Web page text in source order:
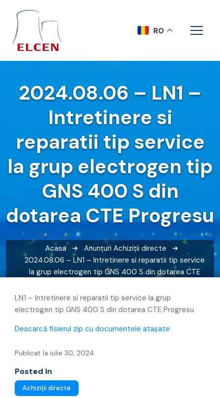
2024.08.06 – LN1 –
Intretinere si
reparatii tip service
la grup electrogen tip
GNS 400 S din
dotarea CTE Progresu
Acasa Anunțuri Achiziții directe
2024.08.06 – LN1 – Intretinere si reparatii tip service
la grup electrogen tip GNS 400 S din dotarea CTE
LN1 – Intretinere si reparatii tip service la grup
electrogen tip GNS 400 S din dotarea CTE Progresu
Descarcă fisierul zip cu documentele atașate
Publicat la iulie 30, 2024
Posted In
Achiziții directe
RO